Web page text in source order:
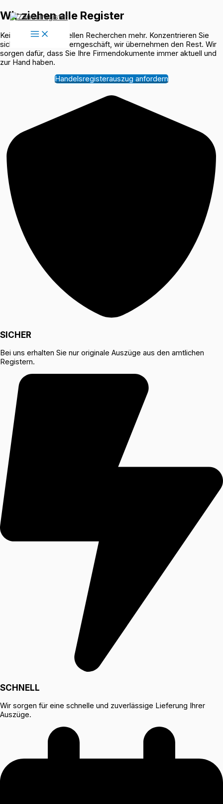
Zum
Inhalt
springen
Wir ziehen alle Register
Keine lästigen manuellen Recherchen mehr. Konzentrieren Sie
sich einfach auf Ihr Kerngeschäft, wir übernehmen den Rest. Wir
sorgen dafür, dass Sie Ihre Firmendokumente immer aktuell und
zur Hand haben.
Handelsregisterauszug anfordern
SICHER
Bei uns erhalten Sie nur originale Auszüge aus den amtlichen
Registern.
SCHNELL
Wir sorgen für eine schnelle und zuverlässige Lieferung Ihrer
Auszüge.